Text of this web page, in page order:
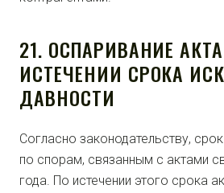
21. ОСПАРИВАНИЕ
ИСТЕЧЕНИИ СРОКА
ДАВНОСТИ
Согласно законодательству,
по спорам, связанным с актами
года. По истечении этого срока